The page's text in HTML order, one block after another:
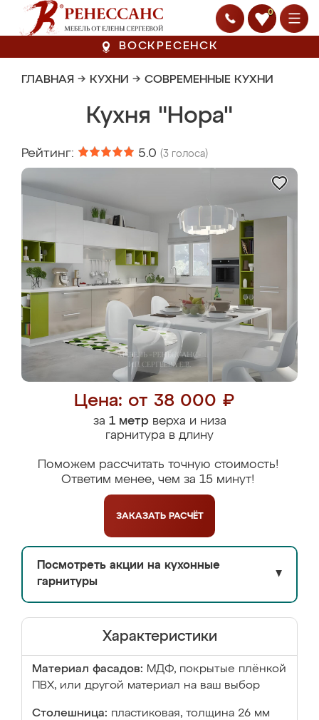
0
ВОСКРЕСЕНСК
ГЛАВНАЯ → КУХНИ → СОВРЕМЕННЫЕ КУХНИ
Кухня "Нора"
Рейтинг: 5.0 (3 голоса)
Цена: от 38 000 ₽
за 1 метрверха и низа
гарнитура в длину
Поможем рассчитать точную стоимость!
Ответим менее, чем за 15 минут!
ЗАКАЗАТЬ РАСЧЁТ
Посмотреть акции на кухонные
гарнитуры
▼
Характеристики
Материал фасадов: МДФ, покрытые плёнкой
ПВХ, или другой материал на ваш выбор
Столешница: пластиковая, толщина 26 мм